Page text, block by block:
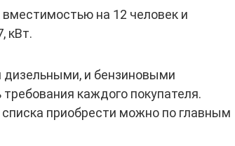
вместимостью на 12 человек и
кВт.
и бензиновыми
каждого покупателя.
приобрести можно по главным